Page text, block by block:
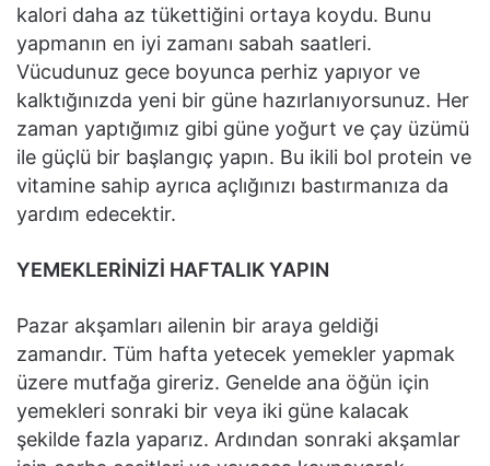
kalori daha az tükettiğini ortaya koydu. Bunu
yapmanın en iyi zamanı sabah saatleri.
Vücudunuz gece boyunca perhiz yapıyor ve
kalktığınızda yeni bir güne hazırlanıyorsunuz. Her
zaman yaptığımız gibi güne yoğurt ve çay üzümü
ile güçlü bir başlangıç yapın. Bu ikili bol protein ve
vitamine sahip ayrıca açlığınızı bastırmanıza da
yardım edecektir.
YEMEKLERİNİZİ HAFTALIK YAPIN
Pazar akşamları ailenin bir araya geldiği
zamandır. Tüm hafta yetecek yemekler yapmak
üzere mutfağa gireriz. Genelde ana öğün için
yemekleri sonraki bir veya iki güne kalacak
şekilde fazla yaparız. Ardından sonraki akşamlar